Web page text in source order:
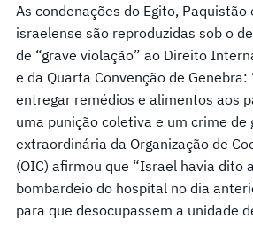
As condenações do Egito, Paquistão
israelense são reproduzidas sob o
de “grave violação” ao Direito
e da Quarta Convenção de Genebra:
entregar remédios e alimentos aos
uma punição coletiva e um crime de
extraordinária da Organização de
(OIC) afirmou que “Israel havia dito
bombardeio do hospital no dia
para que desocupassem a unidade